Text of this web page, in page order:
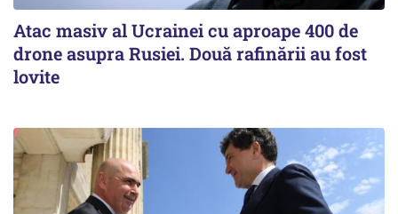
Atac masiv al Ucrainei cu aproape 400 de
drone asupra Rusiei. Două rafinării au fost
lovite